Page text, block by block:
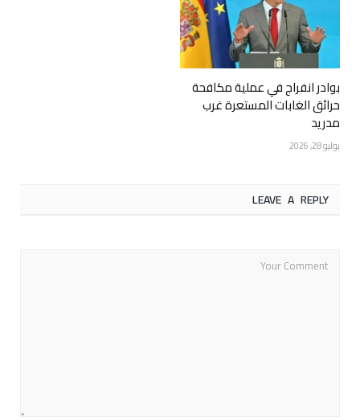
بوادر انفراج في عملية مكافحة
حرائق الغابات المستعرة غرب
مدريد
يوليو 28, 2026
LEAVE A REPLY